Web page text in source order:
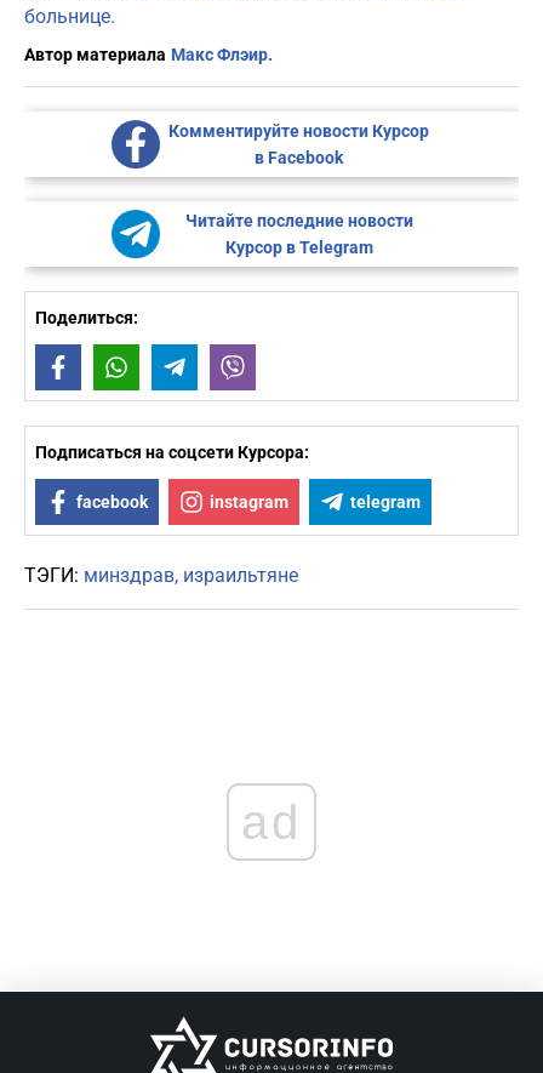
больнице.
Автор материала Макс Флэир.
Комментируйте новости Курсор
в Facebook
Читайте последние новости
Курсор в Telegram
Поделиться:
FacebookWhatsAppTelegram
Подписаться на соцсети Курсора:
facebook instagram telegram
ТЭГИ: минздрав израильтяне
ad